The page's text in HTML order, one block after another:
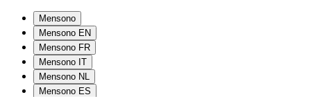
Mensono
Mensono EN
Mensono FR
Mensono IT
Mensono NL
Mensono ES